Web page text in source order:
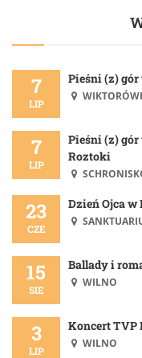
7
LIP
Pieśni (z)
7
LIP
Pieśni (z)
Roztoki
23
CZE
Dzień Ojca
15
SIE
Ballady i
WILNO
3
LIP
Koncert TVP
WILNO